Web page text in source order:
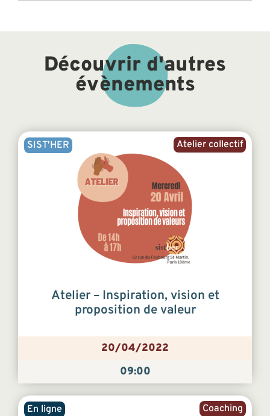
Découvrir d'autres
évènements
Atelier collectif
SIST'HER
Atelier – Inspiration, vision et
proposition de valeur
20/04/2022
09:00
Coaching
En ligne